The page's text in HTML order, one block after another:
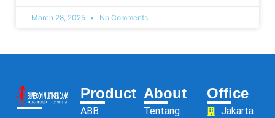
March 28, 2025 No Comments
Product
ABB
About
Tentang
Office
Jakarta